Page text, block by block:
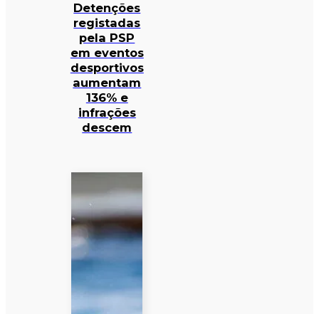
Detenções
registadas
pela PSP
em eventos
desportivos
aumentam
136% e
infrações
descem